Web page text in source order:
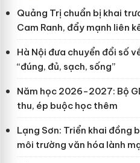
Quảng Trị chuẩn bị khai
Cam Ranh, đẩy mạnh liên
Hà Nội đưa chuyển đổi số
“đúng, đủ, sạch, sống”
Năm học 2026-2027: Bộ
thu, ép buộc học thêm
Lạng Sơn: Triển khai đồng
môi trường văn hóa lành